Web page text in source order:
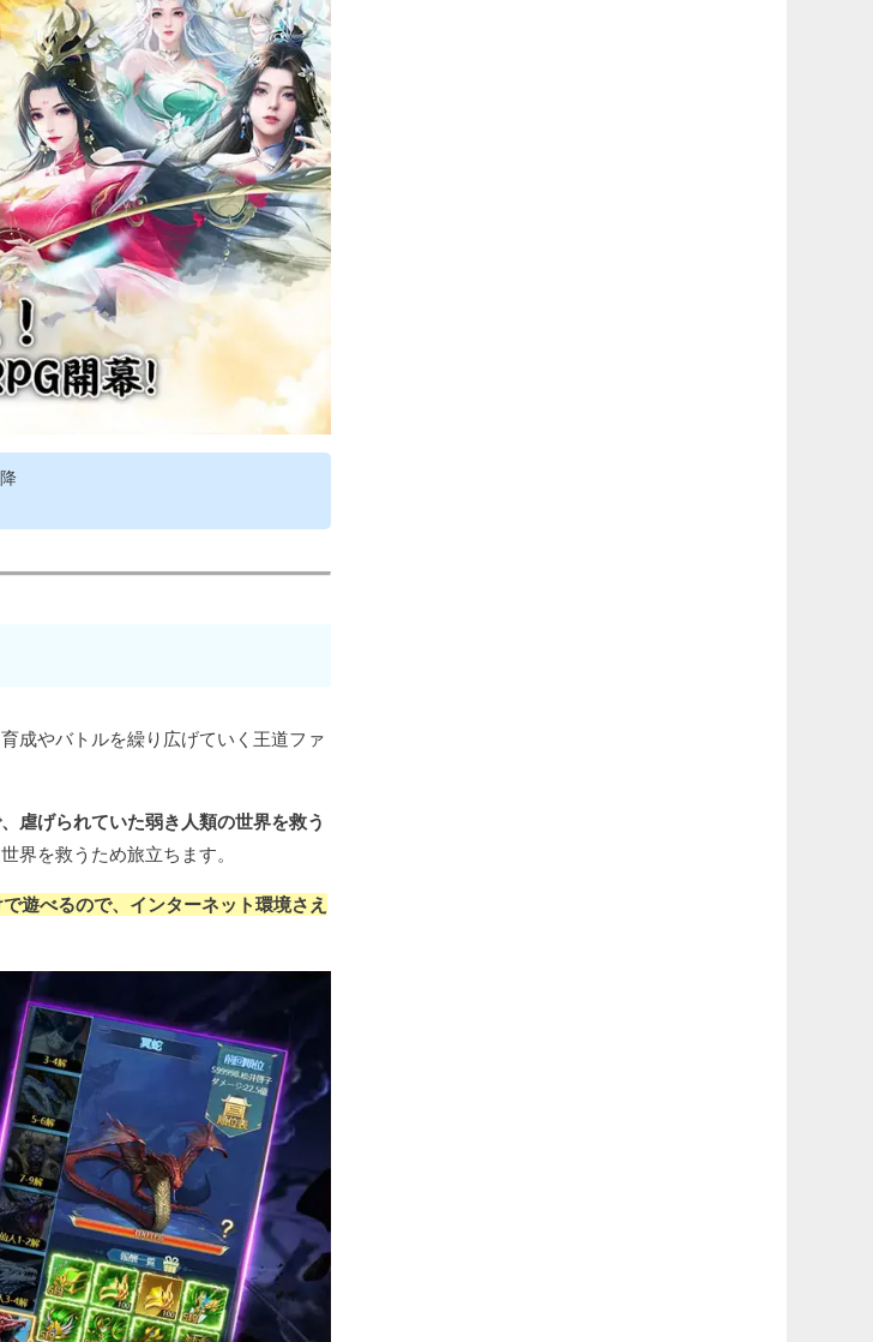
成やバトルを繰り広げていく王道ファ
虐げられていた弱き人類の世界を救う
界を救うため旅立ちます。
遊べるので、インターネット環境さえ